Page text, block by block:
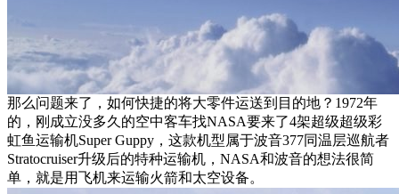
那么问题来了，如何快捷的将大零件运送到目的地？1972年
的，刚成立没多久的空中客车找NASA要来了4架超级超级彩
虹鱼运输机Super Guppy，这款机型属于波音377同温层巡航者
Stratocruiser升级后的特种运输机，NASA和波音的想法很简
单，就是用飞机来运输火箭和太空设备。